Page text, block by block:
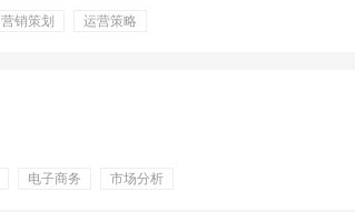
营销策划
运营策略
电子商务
市场分析